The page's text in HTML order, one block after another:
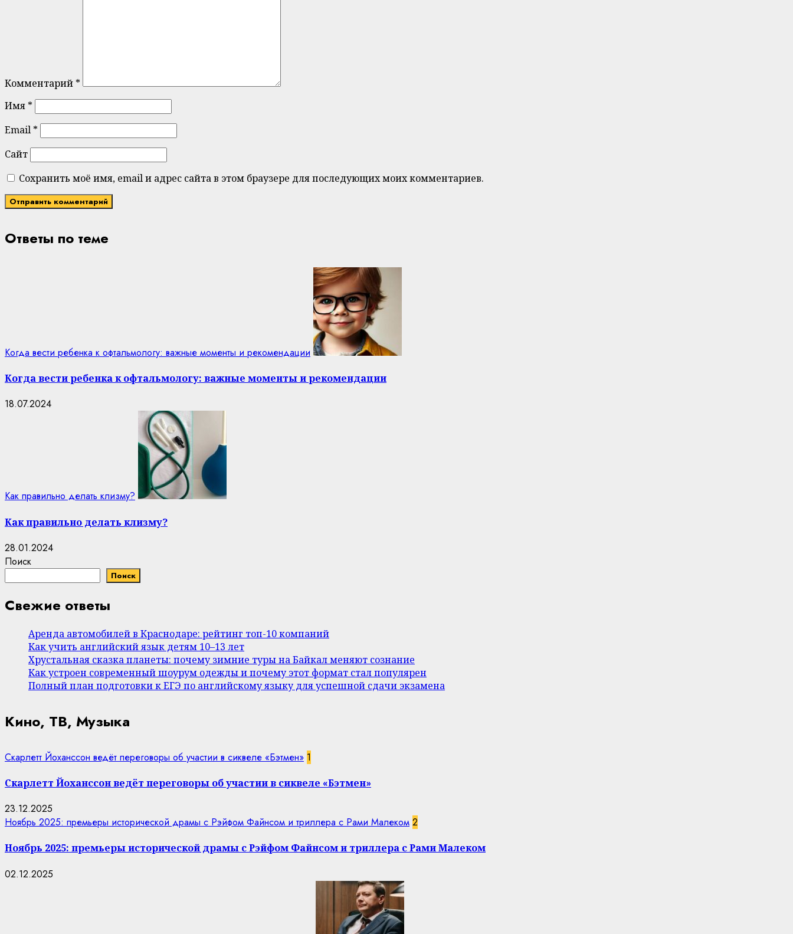
Комментарий *
Имя *
Email *
Сайт
Сохранить моё имя, email и адрес сайта в этом браузере для последующих моих комментариев.
Ответы по теме
Когда вести ребенка к офтальмологу: важные моменты и рекомендации
Когда вести ребенка к офтальмологу: важные моменты и рекомендации
18.07.2024
Как правильно делать клизму?
Как правильно делать клизму?
28.01.2024
Поиск
Поиск
Свежие ответы
Аренда автомобилей в Краснодаре: рейтинг топ-10 компаний
Как учить английский язык детям 10–13 лет
Хрустальная сказка планеты: почему зимние туры на Байкал меняют сознание
Как устроен современный шоурум одежды и почему этот формат стал популярен
Полный план подготовки к ЕГЭ по английскому языку для успешной сдачи экзамена
Кино, ТВ, Музыка
Скарлетт Йоханссон ведёт переговоры об участии в сиквеле «Бэтмен» 1
Скарлетт Йоханссон ведёт переговоры об участии в сиквеле «Бэтмен»
23.12.2025
Ноябрь 2025: премьеры исторической драмы с Рэйфом Файнсом и триллера с Рами Малеком 2
Ноябрь 2025: премьеры исторической драмы с Рэйфом Файнсом и триллера с Рами Малеком
02.12.2025